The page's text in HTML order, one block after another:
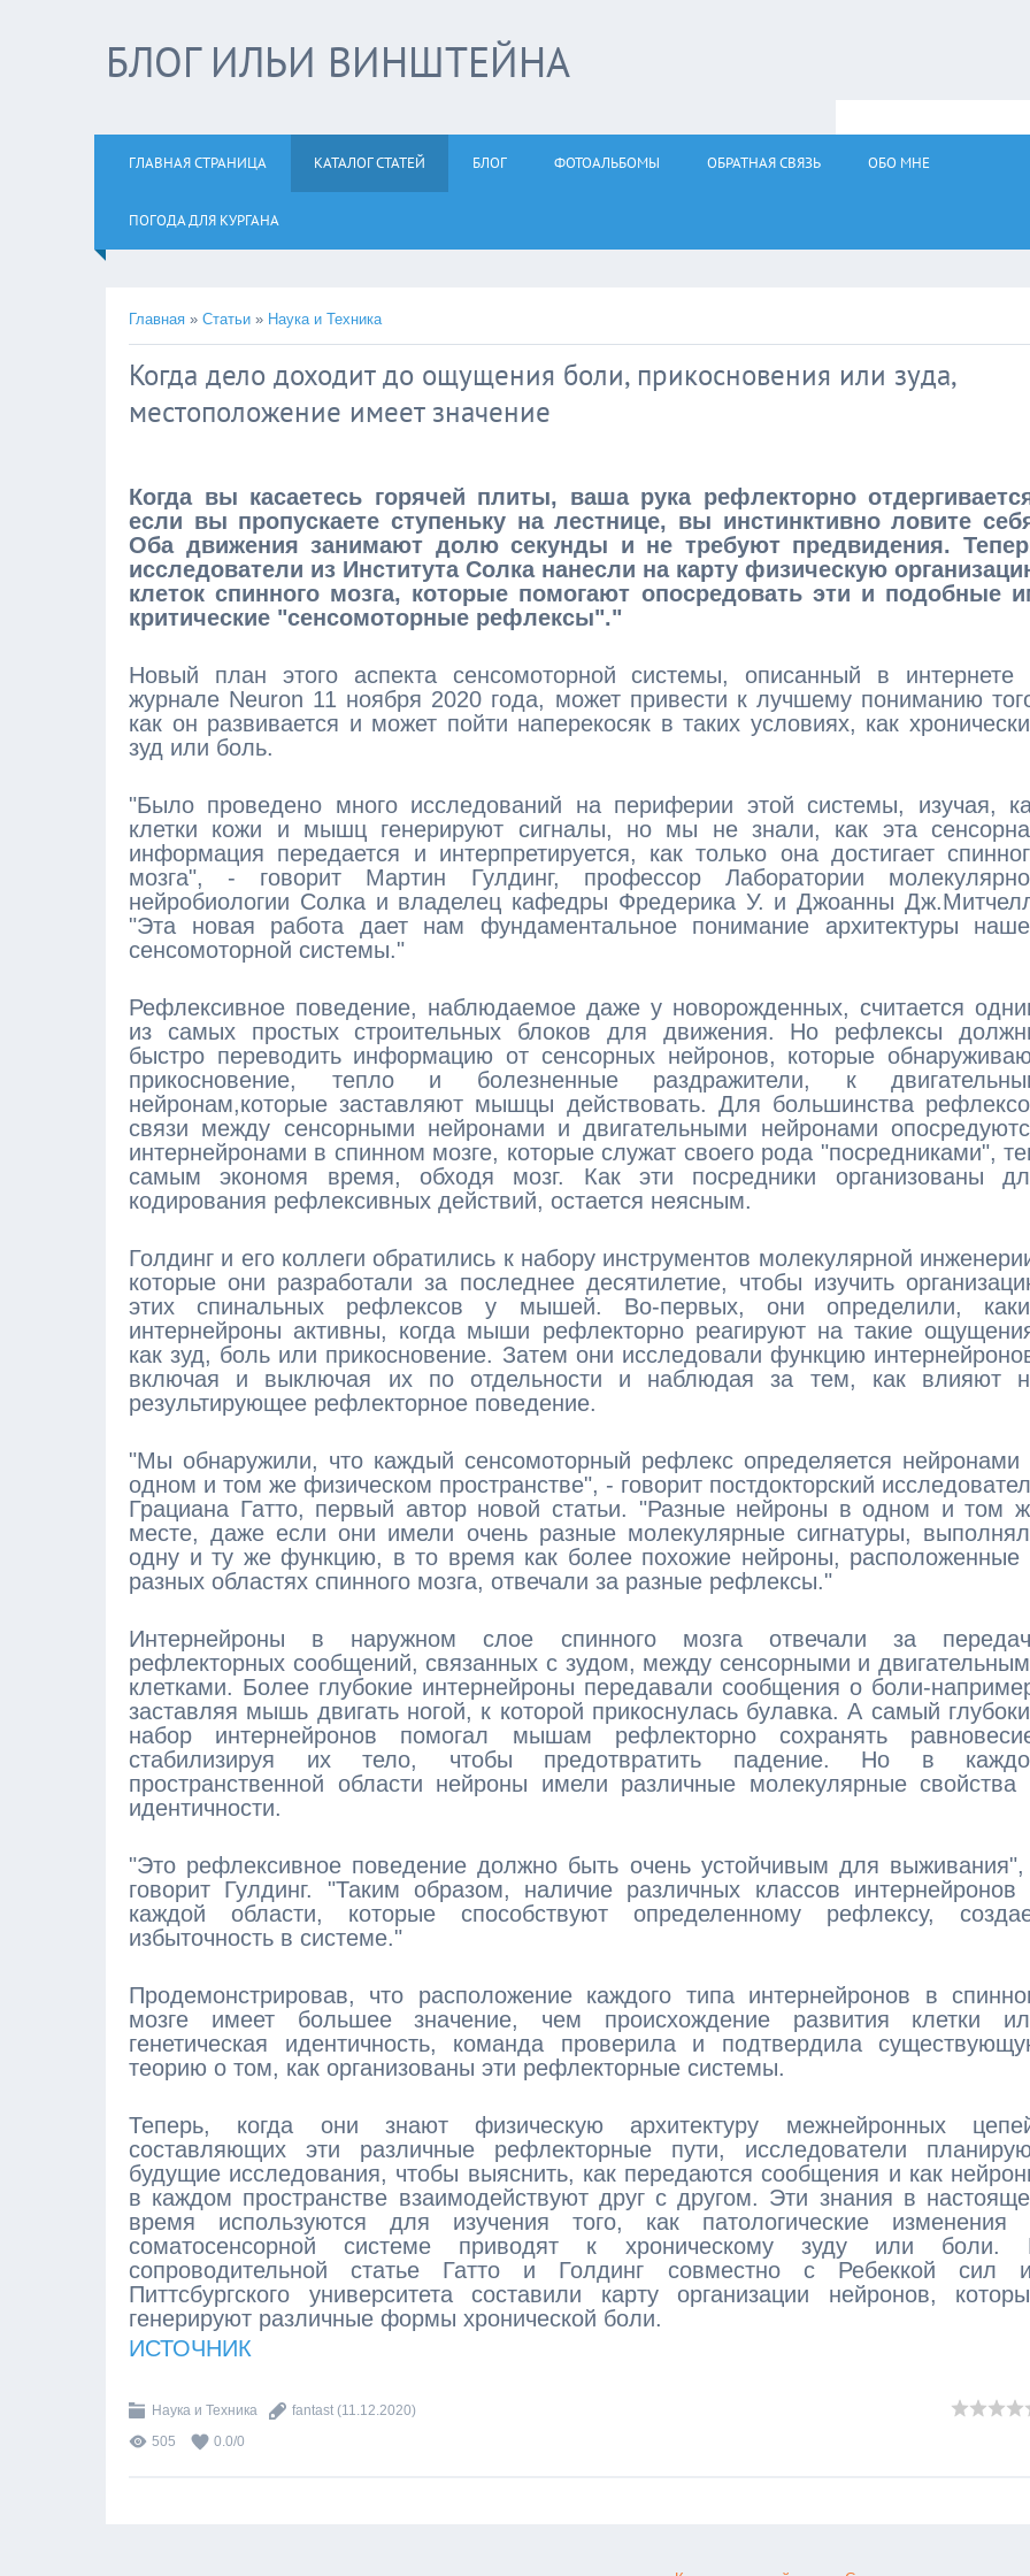
БЛОГ ИЛЬИ ВИНШТЕЙНА
ГЛАВНАЯ СТРАНИЦА КАТАЛОГ СТАТЕЙ БЛОГ ФОТОАЛЬБОМЫ ОБРАТНАЯ СВЯЗЬ ОБО МНЕ
ПОГОДА ДЛЯ КУРГАНА
Главная » Статьи » Наука и Техника
Когда дело доходит до ощущения боли, прикосновения или зуда,
местоположение имеет значение
Когда вы касаетесь горячей плиты, ваша рука рефлекторно
если вы пропускаете ступеньку на лестнице, вы инстинктивно ловите
Оба движения занимают долю секунды и не требуют предвидения.
исследователи из Института Солка нанесли на карту физическую
клеток спинного мозга, которые помогают опосредовать эти и подобные
критические "сенсомоторные рефлексы"."
Новый план этого аспекта сенсомоторной системы, описанный в интернете
журнале Neuron 11 ноября 2020 года, может привести к лучшему пониманию
как он развивается и может пойти наперекосяк в таких условиях, как
зуд или боль.
"Было проведено много исследований на периферии этой системы, изучая,
клетки кожи и мышц генерируют сигналы, но мы не знали, как эта
информация передается и интерпретируется, как только она достигает
мозга", - говорит Мартин Гулдинг, профессор Лаборатории
нейробиологии Солка и владелец кафедры Фредерика У. и Джоанны
"Эта новая работа дает нам фундаментальное понимание архитектуры
сенсомоторной системы."
Рефлексивное поведение, наблюдаемое даже у новорожденных, считается
из самых простых строительных блоков для движения. Но рефлексы
быстро переводить информацию от сенсорных нейронов, которые
прикосновение, тепло и болезненные раздражители, к
нейронам,которые заставляют мышцы действовать. Для большинства
связи между сенсорными нейронами и двигательными нейронами
интернейронами в спинном мозге, которые служат своего рода "посредниками",
самым экономя время, обходя мозг. Как эти посредники организованы
кодирования рефлексивных действий, остается неясным.
Голдинг и его коллеги обратились к набору инструментов молекулярной
которые они разработали за последнее десятилетие, чтобы изучить
этих спинальных рефлексов у мышей. Во-первых, они определили,
интернейроны активны, когда мыши рефлекторно реагируют на такие
как зуд, боль или прикосновение. Затем они исследовали функцию
включая и выключая их по отдельности и наблюдая за тем, как влияют
результирующее рефлекторное поведение.
"Мы обнаружили, что каждый сенсомоторный рефлекс определяется нейронами
одном и том же физическом пространстве", - говорит постдокторский
Грациана Гатто, первый автор новой статьи. "Разные нейроны в одном и том
месте, даже если они имели очень разные молекулярные сигнатуры,
одну и ту же функцию, в то время как более похожие нейроны, расположенные
разных областях спинного мозга, отвечали за разные рефлексы."
Интернейроны в наружном слое спинного мозга отвечали за
рефлекторных сообщений, связанных с зудом, между сенсорными и
клетками. Более глубокие интернейроны передавали сообщения о боли-
заставляя мышь двигать ногой, к которой прикоснулась булавка. А самый
набор интернейронов помогал мышам рефлекторно сохранять
стабилизируя их тело, чтобы предотвратить падение. Но в
пространственной области нейроны имели различные молекулярные свойства
идентичности.
"Это рефлексивное поведение должно быть очень устойчивым для
говорит Гулдинг. "Таким образом, наличие различных классов интернейронов
каждой области, которые способствуют определенному рефлексу,
избыточность в системе."
Продемонстрировав, что расположение каждого типа интернейронов в
мозге имеет большее значение, чем происхождение развития клетки
генетическая идентичность, команда проверила и подтвердила
теорию о том, как организованы эти рефлекторные системы.
Теперь, когда они знают физическую архитектуру межнейронных
составляющих эти различные рефлекторные пути, исследователи
будущие исследования, чтобы выяснить, как передаются сообщения и как
в каждом пространстве взаимодействуют друг с другом. Эти знания в
время используются для изучения того, как патологические изменения
соматосенсорной системе приводят к хроническому зуду или боли.
сопроводительной статье Гатто и Голдинг совместно с Ребеккой сил
Питтсбургского университета составили карту организации нейронов,
генерируют различные формы хронической боли.
ИСТОЧНИК
Наука и Техника fantast (11.12.2020)
505
0.0/0